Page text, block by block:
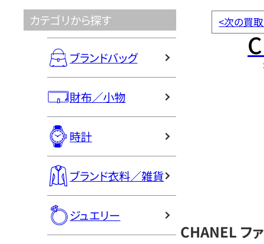
カテゴリから探す
ブランドバッグ
財布／小物
時計
ブランド衣料／雑貨
ジュエリー
<次の買
CHANEL フ